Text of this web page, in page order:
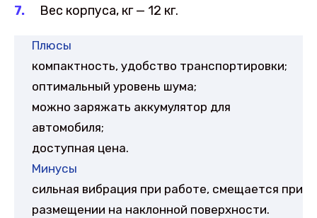
Вес корпуса, кг — 12 кг.
Плюсы
компактность, удобство транспортировки;
оптимальный уровень шума;
можно заряжать аккумулятор для
автомобиля;
доступная цена.
Минусы
сильная вибрация при работе, смещается при
размещении на наклонной поверхности.